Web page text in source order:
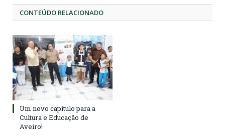
CONTEÚDO RELACIONADO
Um novo capítulo para a
Cultura e Educação de
Aveiro!